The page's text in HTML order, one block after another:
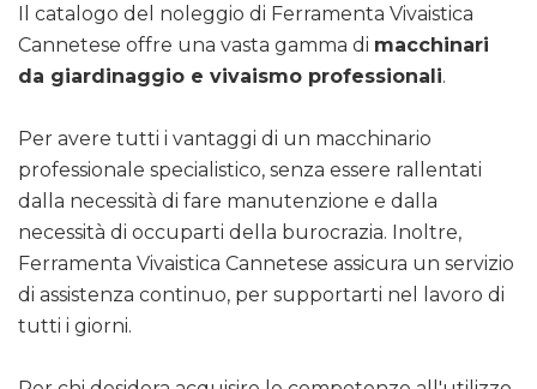
Il catalogo del noleggio di Ferramenta Vivaistica
Cannetese offre una vasta gamma di macchinari
da giardinaggio e vivaismo professionali.
Per avere tutti i vantaggi di un macchinario
professionale specialistico, senza essere rallentati
dalla necessità di fare manutenzione e dalla
necessità di occuparti della burocrazia. Inoltre,
Ferramenta Vivaistica Cannetese assicura un servizio
di assistenza continuo, per supportarti nel lavoro di
tutti i giorni.